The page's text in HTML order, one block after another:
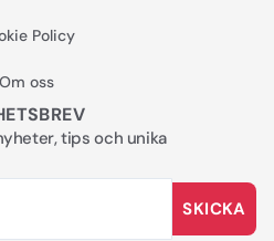
Policy
Om oss
tips och unika
SKICKA